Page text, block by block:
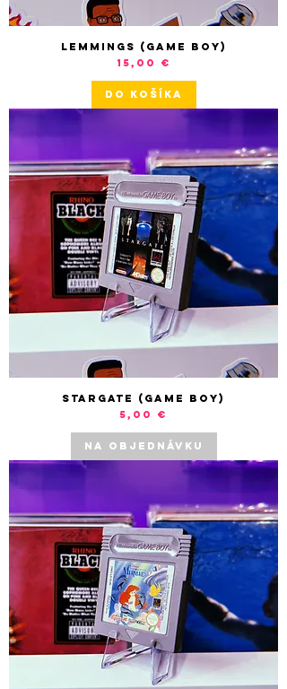
Lemmings (Game Boy)
Cena
15,00 €
DO KOŠÍKA
Stargate (Game Boy)
Cena
5,00 €
NA OBJEDNÁVKU